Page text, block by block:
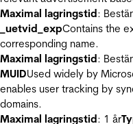
Maximal lagringstid:
_uetvid_expContains the
corresponding name.
Maximal lagringstid:
MUIDUsed widely by
enables user tracking by
domains.
Maximal lagringstid: 1 år